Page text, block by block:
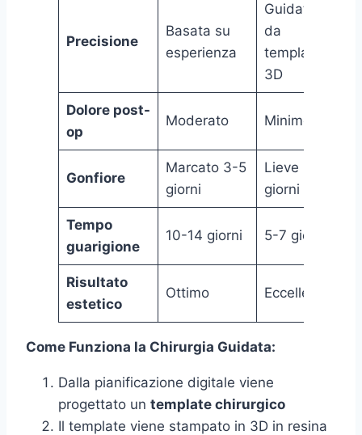
Precisione
Basata su
esperienza
Guidata
da
template
3D
Dolore post-
op
Moderato Minimo
Gonfiore
Marcato 3-5
giorni
Lieve 1-2
giorni
Tempo
guarigione
10-14 giorni 5-7 giorni
Risultato
estetico
Ottimo Eccellente
Come Funziona la Chirurgia Guidata:
Dalla pianificazione digitale viene
progettato un template chirurgico
Il template viene stampato in 3D in resina